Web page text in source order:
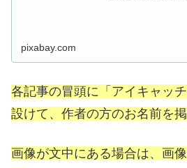
pixabay.com
各記事の冒頭に「アイキャッ
設けて、作者の方のお名前を
画像が文中にある場合は、画